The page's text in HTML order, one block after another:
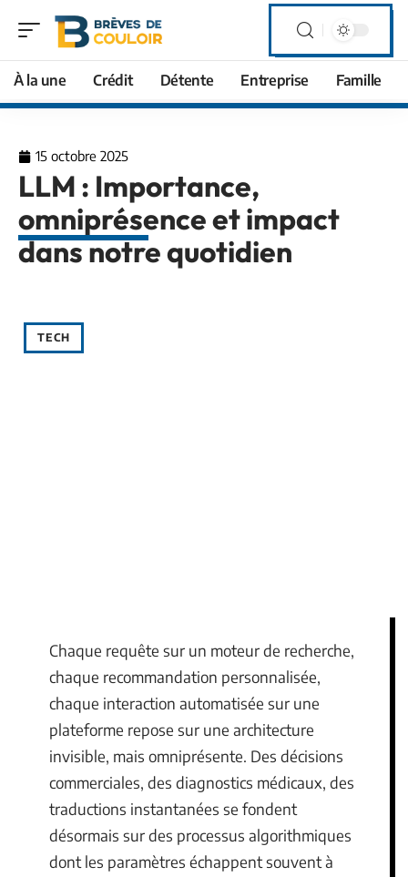
À la une Crédit Détente Entreprise Famille
15 octobre 2025
LLM : Importance,
omniprésence et impact
dans notre quotidien
TECH
Chaque requête sur un moteur de recherche,
chaque recommandation personnalisée,
chaque interaction automatisée sur une
plateforme repose sur une architecture
invisible, mais omniprésente. Des décisions
commerciales, des diagnostics médicaux, des
traductions instantanées se fondent
désormais sur des processus algorithmiques
dont les paramètres échappent souvent à